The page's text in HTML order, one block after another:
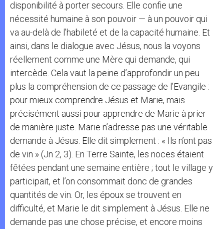
disponibilité à porter secours. Elle confie une
nécessité humaine à son pouvoir — à un pouvoir qui
va au-delà de l’habileté et de la capacité humaine. Et
ainsi, dans le dialogue avec Jésus, nous la voyons
réellement comme une Mère qui demande, qui
intercède. Cela vaut la peine d’approfondir un peu
plus la compréhension de ce passage de l’Evangile :
pour mieux comprendre Jésus et Marie, mais
précisément aussi pour apprendre de Marie à prier
de manière juste. Marie n’adresse pas une véritable
demande à Jésus. Elle dit simplement : « Ils n’ont pas
de vin » (Jn 2, 3). En Terre Sainte, les noces étaient
fêtées pendant une semaine entière ; tout le village y
participait, et l’on consommait donc de grandes
quantités de vin. Or, les époux se trouvent en
difficulté, et Marie le dit simplement à Jésus. Elle ne
demande pas une chose précise, et encore moins